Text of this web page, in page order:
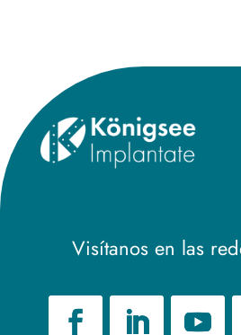
Visítanos en las